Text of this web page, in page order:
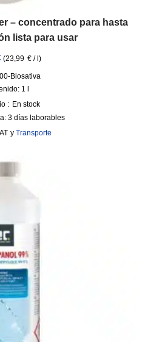
– concentrado para hasta
lista para usar
(23,99 € / )
Biosativa
1 l
: En stock
3 días laborables
y Transporte